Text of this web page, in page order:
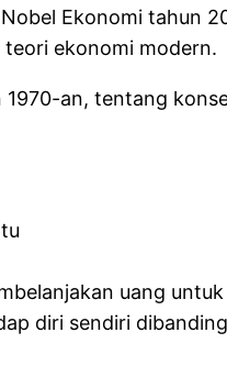
Ekonomi tahun
teori ekonomi modern.
an, tentang
uang untuk
diri sendiri